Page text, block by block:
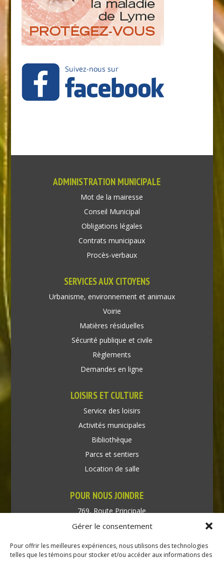
Gérer le consentement
Pour offrir les meilleures expériences, nous utilisons des technologies
telles que les témoins pour stocker et/ou accéder aux informations des
ADMINISTRATION MUNICIPALE
Mot de la mairesse
Conseil Municipal
Obligations légales
Contrats municipaux
Procès-verbaux
SERVICES AUX CITOYENS
Urbanisme, environnement et animaux
Voirie
Matières résiduelles
Sécurité publique et civile
Règlements
Demandes en ligne
LOISIRS ET CULTURE
Service des loisirs
Activités municipales
Bibliothèque
Parcs et sentiers
Location de salle
POUR NOUS JOINDRE
769, Route Principale
Très-Saint-Rédempteur
Téléphone : (450) 451-5203